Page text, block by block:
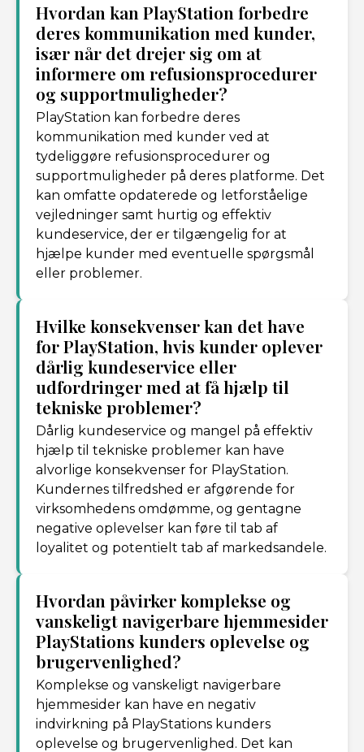
Hvordan kan PlayStation forbedre
deres kommunikation med kunder,
især når det drejer sig om at
informere om refusionsprocedurer
og supportmuligheder?
PlayStation kan forbedre deres
kommunikation med kunder ved at
tydeliggøre refusionsprocedurer og
supportmuligheder på deres platforme. Det
kan omfatte opdaterede og letforståelige
vejledninger samt hurtig og effektiv
kundeservice, der er tilgængelig for at
hjælpe kunder med eventuelle spørgsmål
eller problemer.
Hvilke konsekvenser kan det have
for PlayStation, hvis kunder oplever
dårlig kundeservice eller
udfordringer med at få hjælp til
tekniske problemer?
Dårlig kundeservice og mangel på effektiv
hjælp til tekniske problemer kan have
alvorlige konsekvenser for PlayStation.
Kundernes tilfredshed er afgørende for
virksomhedens omdømme, og gentagne
negative oplevelser kan føre til tab af
loyalitet og potentielt tab af markedsandele.
Hvordan påvirker komplekse og
vanskeligt navigerbare hjemmesider
PlayStations kunders oplevelse og
brugervenlighed?
Komplekse og vanskeligt navigerbare
hjemmesider kan have en negativ
indvirkning på PlayStations kunders
oplevelse og brugervenlighed. Det kan